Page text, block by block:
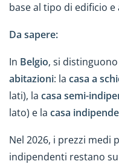
base al tipo di edificio
Da sapere:
In Belgio, si
abitazioni: la casa a
lati), la casa semi-
lato) e la casa
Nel 2026, i prezzi medi
indipendenti restano